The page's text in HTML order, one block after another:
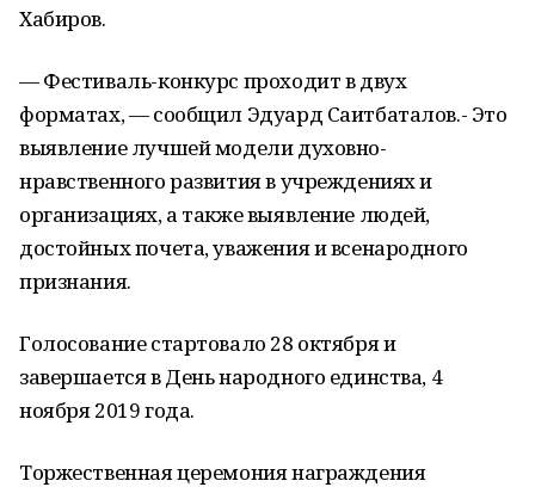
Хабиров.
— Фестиваль-конкурс проходит в двух
форматах, — сообщил Эдуард Саитбаталов.- Это
выявление лучшей модели духовно-
нравственного развития в учреждениях и
организациях, а также выявление людей,
достойных почета, уважения и всенародного
признания.
Голосование стартовало 28 октября и
завершается в День народного единства, 4
ноября 2019 года.
Торжественная церемония награждения